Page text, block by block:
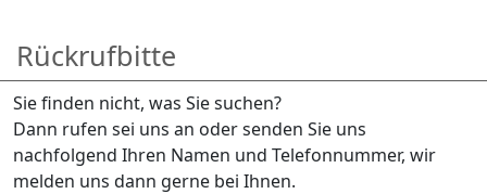
Rückrufbitte
Sie finden nicht, was Sie suchen?
Dann rufen sei uns an oder senden Sie uns
nachfolgend Ihren Namen und Telefonnummer, wir
melden uns dann gerne bei Ihnen.